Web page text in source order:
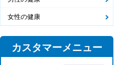
女性の健康
カスタマーメニュー